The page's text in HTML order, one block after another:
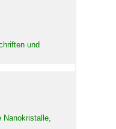
und
Nanokristalle,